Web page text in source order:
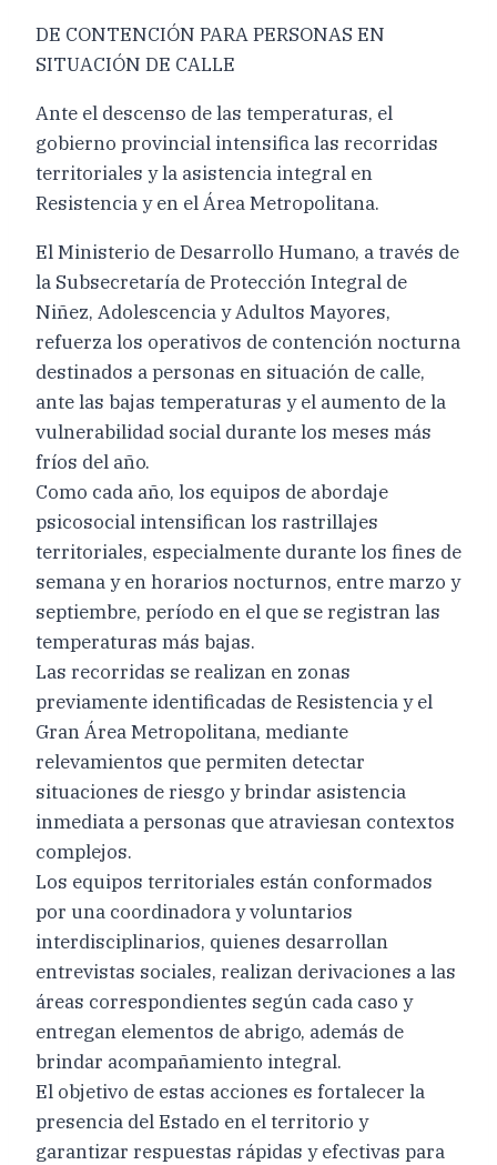
DE CONTENCIÓN PARA PERSONAS EN
SITUACIÓN DE CALLE
Ante el descenso de las temperaturas, el
gobierno provincial intensifica las recorridas
territoriales y la asistencia integral en
Resistencia y en el Área Metropolitana.
El Ministerio de Desarrollo Humano, a través de
la Subsecretaría de Protección Integral de
Niñez, Adolescencia y Adultos Mayores,
refuerza los operativos de contención nocturna
destinados a personas en situación de calle,
ante las bajas temperaturas y el aumento de la
vulnerabilidad social durante los meses más
fríos del año.
Como cada año, los equipos de abordaje
psicosocial intensifican los rastrillajes
territoriales, especialmente durante los fines de
semana y en horarios nocturnos, entre marzo y
septiembre, período en el que se registran las
temperaturas más bajas.
Las recorridas se realizan en zonas
previamente identificadas de Resistencia y el
Gran Área Metropolitana, mediante
relevamientos que permiten detectar
situaciones de riesgo y brindar asistencia
inmediata a personas que atraviesan contextos
complejos.
Los equipos territoriales están conformados
por una coordinadora y voluntarios
interdisciplinarios, quienes desarrollan
entrevistas sociales, realizan derivaciones a las
áreas correspondientes según cada caso y
entregan elementos de abrigo, además de
brindar acompañamiento integral.
El objetivo de estas acciones es fortalecer la
presencia del Estado en el territorio y
garantizar respuestas rápidas y efectivas para